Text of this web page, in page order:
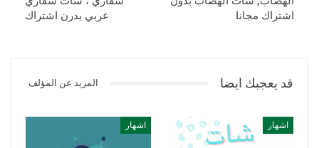
اشتراك مجانا
عربي بدرن اشتراك
قد يعجبك ايضا المزيد عن المؤلف
اشهار اشهار